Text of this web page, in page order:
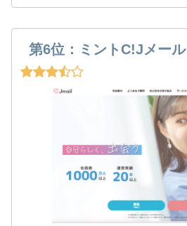
第6位：ミントC!Jメール